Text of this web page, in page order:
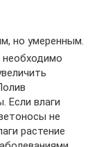
но умеренным.
необходимо
Если влаги
не
растение